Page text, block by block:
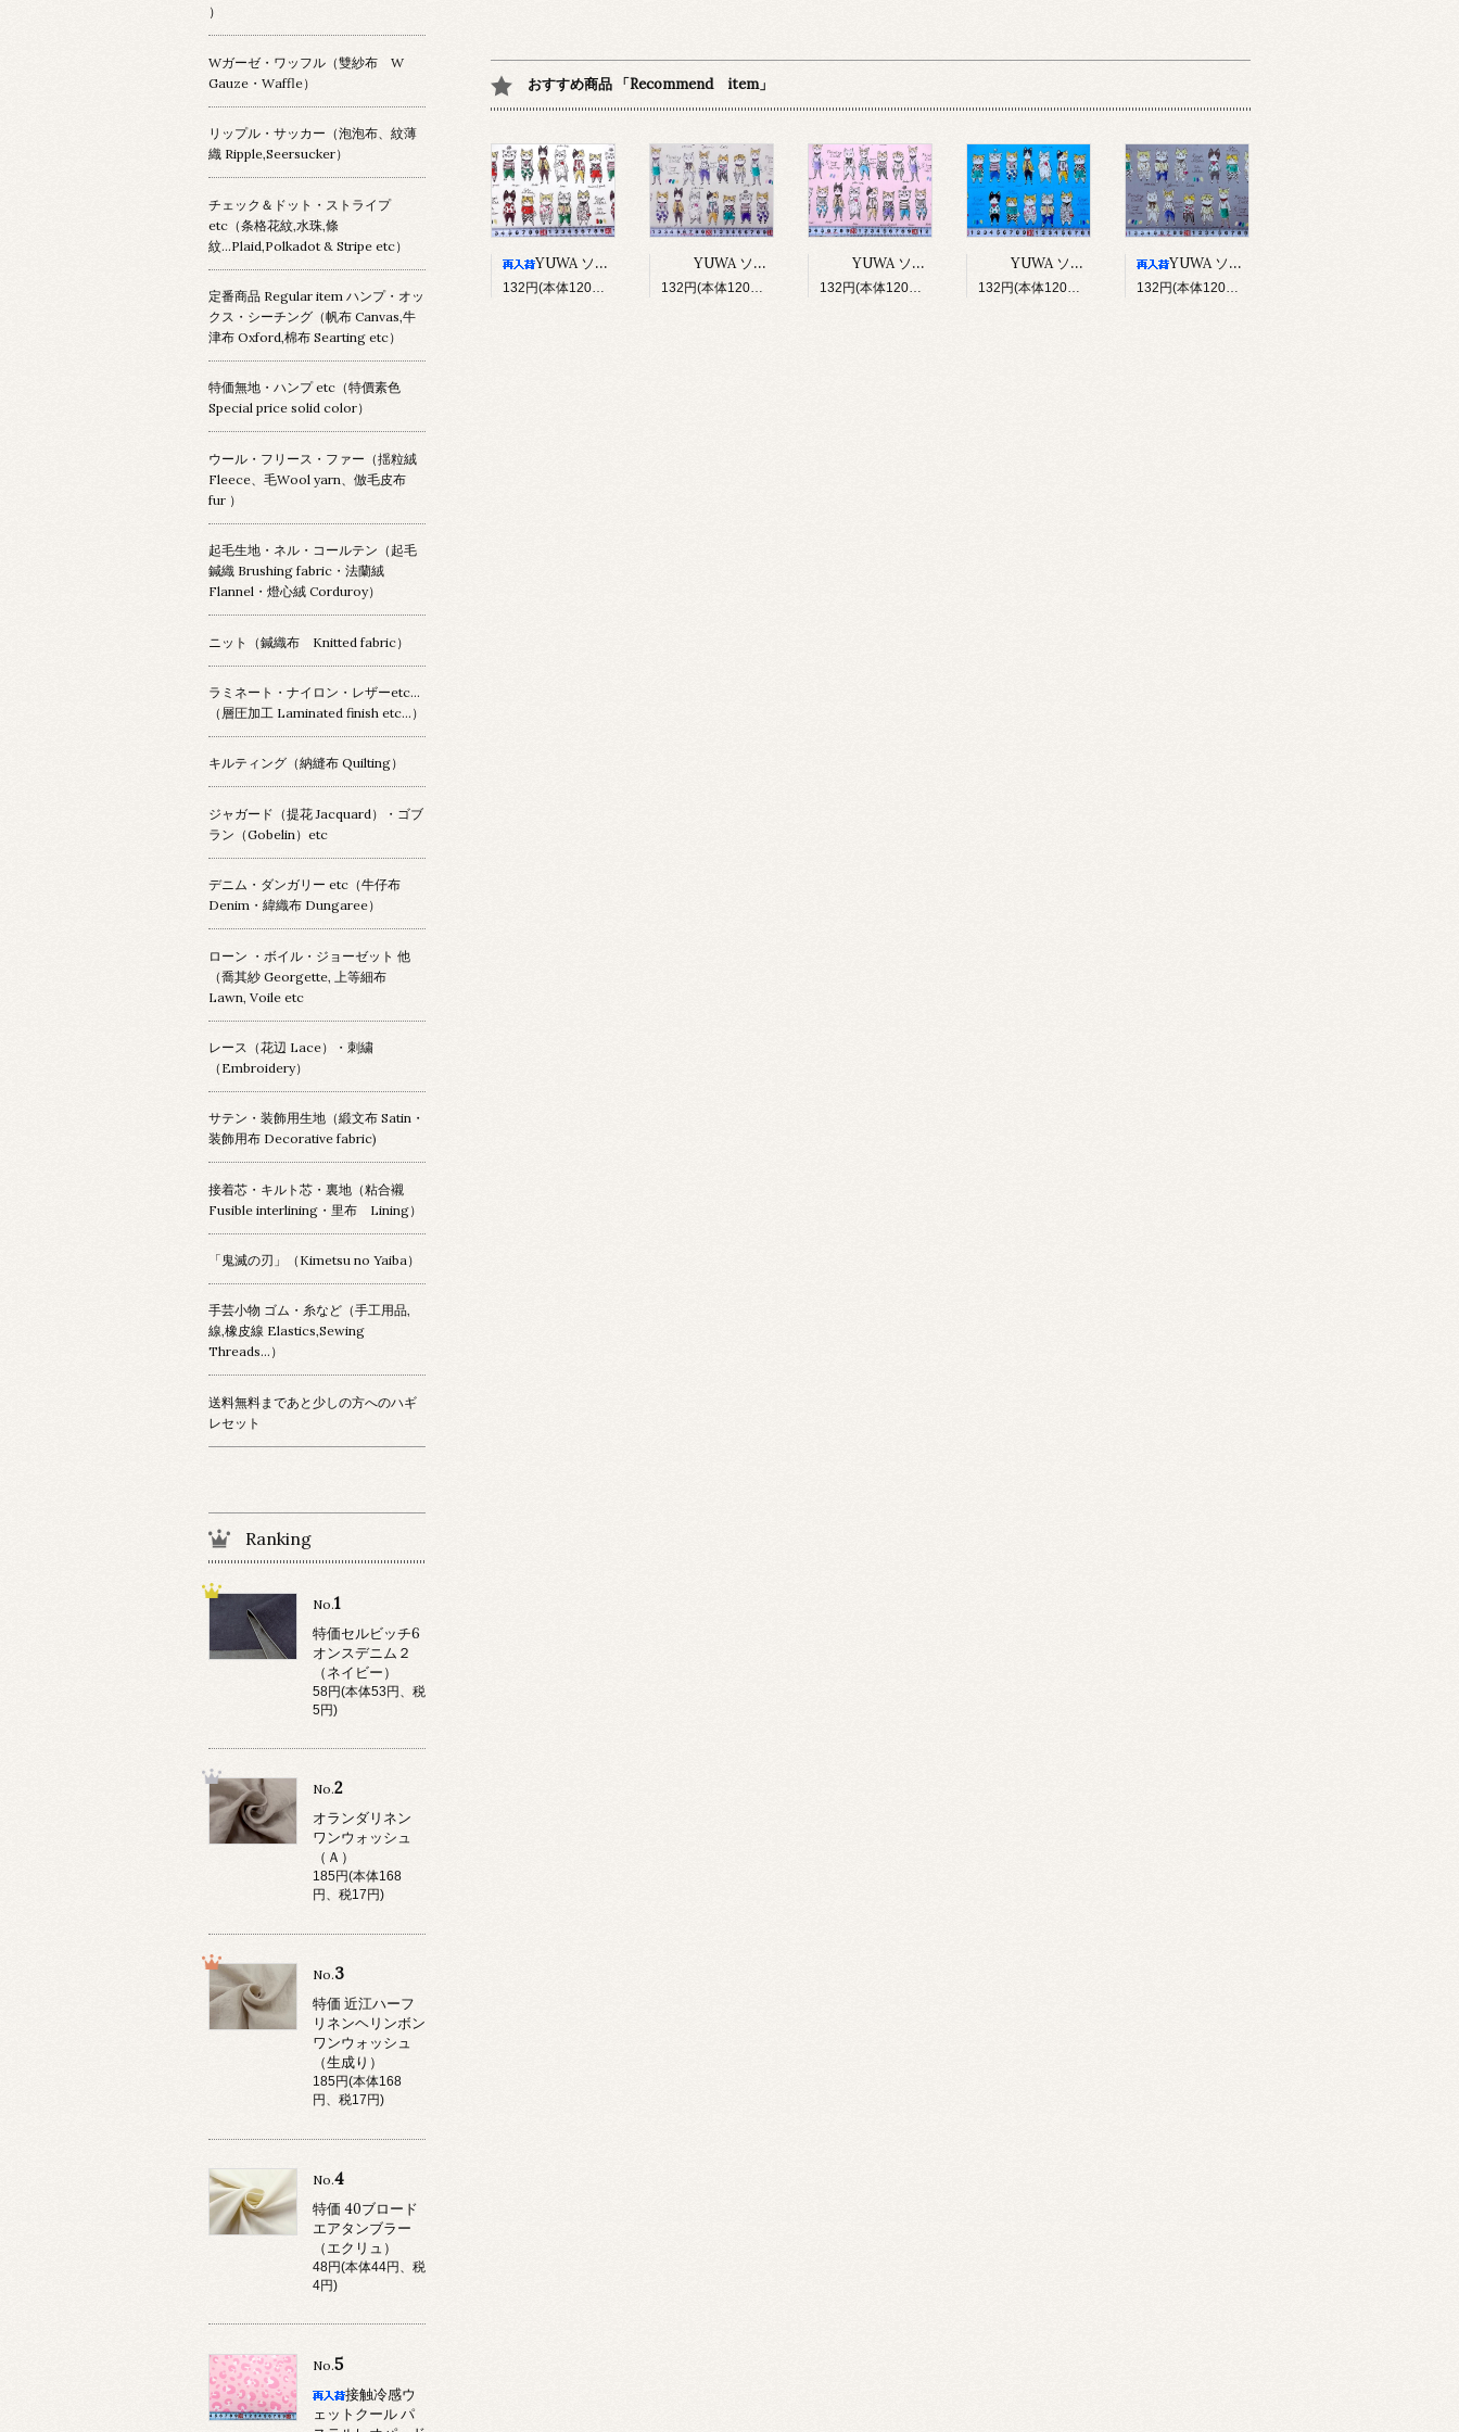
おすすめ商品 「Recommend item」
YUWA ソバカスキッズ Rough sketch（アイボリー）
132円(本体120円、税12円)
YUWA ソバカスキッズ Rough sketch（ライトグレージュ）
132円(本体120円、税12円)
YUWA ソバカスキッズ Rough sketch（ライトピンク）
132円(本体120円、税12円)
YUWA ソバカスキッズ Rough sketch（ブルー）
132円(本体120円、税12円)
YUWA ソバカスキッズ Rough sketch（グレー）
132円(本体120円、税12円)
）
Wガーゼ・ワッフル（雙紗布 W
Gauze・Waffle）
リップル・サッカー（泡泡布、紋薄
織 Ripple,Seersucker）
チェック＆ドット・ストライプ
etc（条格花紋,水珠,條
紋...Plaid,Polkadot & Stripe etc）
定番商品 Regular item ハンプ・オッ
クス・シーチング（帆布 Canvas,牛
津布 Oxford,棉布 Searting etc）
特価無地・ハンプ etc（特價素色
Special price solid color）
ウール・フリース・ファー（揺粒絨
Fleece、毛Wool yarn、倣毛皮布
fur ）
起毛生地・ネル・コールテン（起毛
鍼織 Brushing fabric・法蘭絨
Flannel・燈心絨 Corduroy）
ニット（鍼織布 Knitted fabric）
ラミネート・ナイロン・レザーetc…
（層圧加工 Laminated finish etc…）
キルティング（納縫布 Quilting）
ジャガード（提花 Jacquard）・ゴブ
ラン（Gobelin）etc
デニム・ダンガリー etc（牛仔布
Denim・緯織布 Dungaree）
ローン ・ボイル・ジョーゼット 他
（喬其紗 Georgette, 上等細布
Lawn, Voile etc
レース（花辺 Lace）・刺繍
（Embroidery）
サテン・装飾用生地（緞文布 Satin・
装飾用布 Decorative fabric)
接着芯・キルト芯・裏地（粘合襯
Fusible interlining・里布 Lining）
「鬼滅の刃」（Kimetsu no Yaiba）
手芸小物 ゴム・糸など（手工用品,
線,橡皮線 Elastics,Sewing
Threads...）
送料無料まであと少しの方へのハギ
レセット
Ranking
No.1
特価セルビッチ6
オンスデニム２
（ネイビー）
58円(本体53円、税
5円)
No.2
オランダリネン
ワンウォッシュ
（Ａ）
185円(本体168
円、税17円)
No.3
特価 近江ハーフ
リネンヘリンボン
ワンウォッシュ
（生成り）
185円(本体168
円、税17円)
No.4
特価 40ブロード
エアタンブラー
（エクリュ）
48円(本体44円、税
4円)
No.5
接触冷感ウ
ェットクール パ